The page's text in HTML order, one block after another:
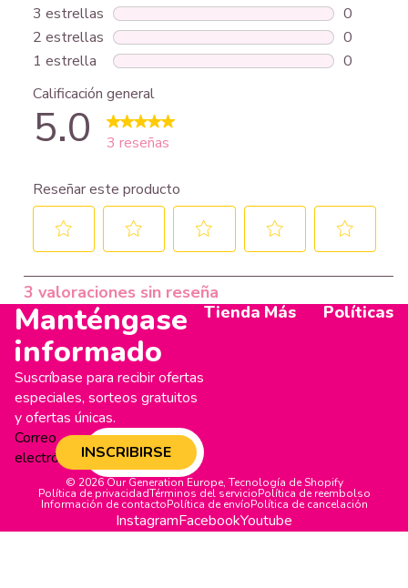
Manténgase
informado
Suscríbase para recibir ofertas
especiales, sorteos gratuitos
y ofertas únicas.
Correo
electrónicoINSCRIBIRSE
Tienda Más Políticas
© 2026 Our Generation Europe, Tecnología de Shopify
Política de privacidadTérminos del servicioPolítica de reembolso
Información de contactoPolítica de envíoPolítica de cancelación
InstagramFacebookYoutube